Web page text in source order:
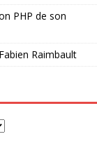
PHP de son
Raimbault